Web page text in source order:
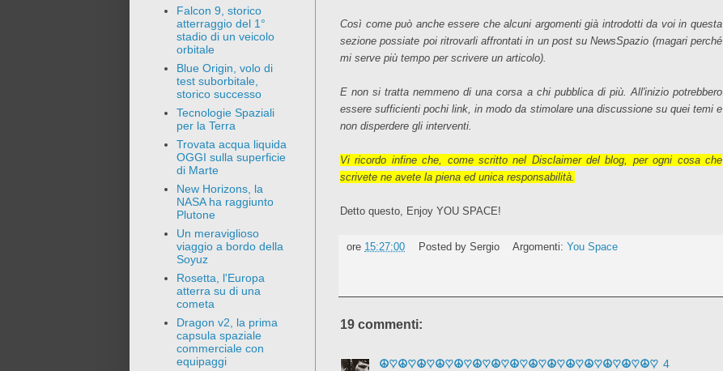
Così come può anche essere che alcuni argomenti già introdotti da voi in questa
sezione possiate poi ritrovarli affrontati in un post su NewsSpazio (magari perché
mi serve più tempo per scrivere un articolo).
E non si tratta nemmeno di una corsa a chi pubblica di più. All'inizio potrebbero
essere sufficienti pochi link, in modo da stimolare una discussione su quei temi e
non disperdere gli interventi.
Vi ricordo infine che, come scritto nel Disclaimer del blog, per ogni cosa che
scrivete ne avete la piena ed unica responsabilità.
Detto questo, Enjoy YOU SPACE!
ore 15:27:00 Posted by Sergio Argomenti:You Space
19 commenti:
☮♡☮♡☮♡☮♡☮♡☮♡☮♡☮♡☮♡☮♡☮♡☮♡☮♡☮♡☮♡ 4
Falcon 9, storico
atterraggio del 1°
stadio di un veicolo
orbitale
Blue Origin, volo di
test suborbitale,
storico successo
Tecnologie Spaziali
per la Terra
Trovata acqua liquida
OGGI sulla superficie
di Marte
New Horizons, la
NASA ha raggiunto
Plutone
Un meraviglioso
viaggio a bordo della
Soyuz
Rosetta, l'Europa
atterra su di una
cometa
Dragon v2, la prima
capsula spaziale
commerciale con
equipaggi